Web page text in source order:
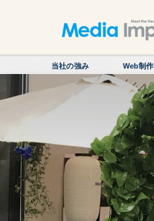
当社の強み Web制作